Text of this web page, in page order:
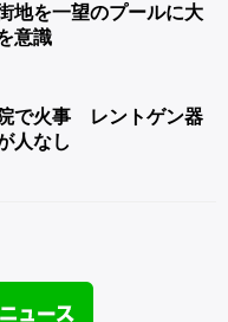
地を一望のプールに大
意識
で火事 レントゲン器
人なし